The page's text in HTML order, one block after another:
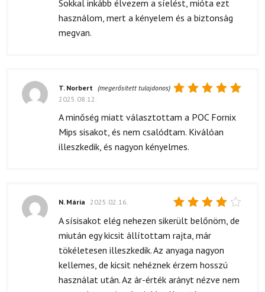
Sokkal inkább élvezem a síelést, mióta ezt
használom, mert a kényelem és a biztonság
megvan.
5 / 5
T. Norbert (megerősített tulajdonos)
2025.08.12.
A minőség miatt választottam a POC Fornix
Mips sisakot, és nem csalódtam. Kiválóan
illeszkedik, és nagyon kényelmes.
Értékelés:
/ 5
N. Mária 2025.02.16.
A sísisakot elég nehezen sikerült belőnöm, de
miután egy kicsit állítottam rajta, már
tökéletesen illeszkedik. Az anyaga nagyon
kellemes, de kicsit nehéznek érzem hosszú
használat után. Az ár-érték arányt nézve nem